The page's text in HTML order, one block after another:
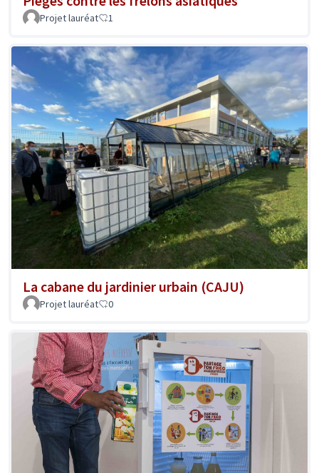
Projet lauréat 1
La cabane du jardinier urbain (CAJU)
Projet lauréat 0